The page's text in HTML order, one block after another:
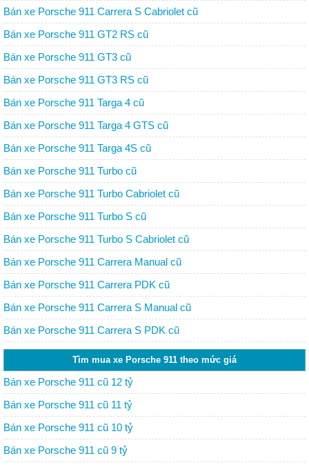
Bán xe Porsche 911 Carrera S Cabriolet cũ
Bán xe Porsche 911 GT2 RS cũ
Bán xe Porsche 911 GT3 cũ
Bán xe Porsche 911 GT3 RS cũ
Bán xe Porsche 911 Targa 4 cũ
Bán xe Porsche 911 Targa 4 GTS cũ
Bán xe Porsche 911 Targa 4S cũ
Bán xe Porsche 911 Turbo cũ
Bán xe Porsche 911 Turbo Cabriolet cũ
Bán xe Porsche 911 Turbo S cũ
Bán xe Porsche 911 Turbo S Cabriolet cũ
Bán xe Porsche 911 Carrera Manual cũ
Bán xe Porsche 911 Carrera PDK cũ
Bán xe Porsche 911 Carrera S Manual cũ
Bán xe Porsche 911 Carrera S PDK cũ
Tìm mua xe Porsche 911 theo mức giá
Bán xe Porsche 911 cũ 12 tỷ
Bán xe Porsche 911 cũ 11 tỷ
Bán xe Porsche 911 cũ 10 tỷ
Bán xe Porsche 911 cũ 9 tỷ